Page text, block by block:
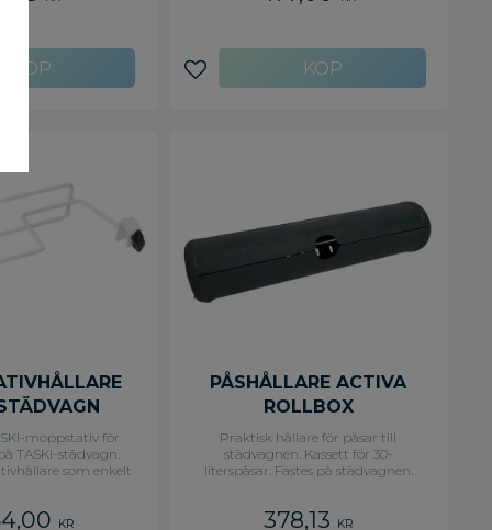
Lägg till i favoriter
moppstativ för
TASKI-städvagn.
som enkelt
mm
KR
PÅSHÅLLARE ACTIVA
ROLLBOX
Praktisk hållare för påsar till
städvagnen. Kassett för 30-
literspåsar. Fästes på städvagnen.
378,13 KR